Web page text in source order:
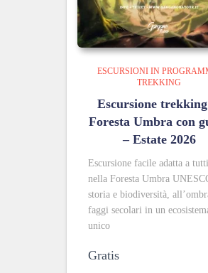
ESCURSIONI IN
TREKKING
Escursione
Foresta Umbra con
– Estate 2026
Escursione facile adatta a tutti
nella Foresta Umbra
storia e biodiversità,
faggi secolari in un
unico
Gratis